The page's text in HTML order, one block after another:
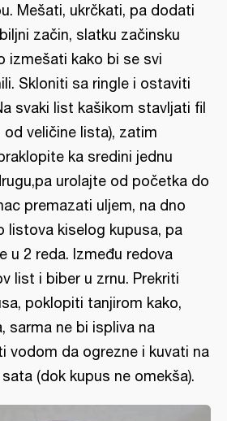
Mešati, ukrčkati, pa dodati
začin, slatku začinsku
izmešati kako bi se svi
Skloniti sa ringle i ostaviti
svaki list kašikom stavljati fil
od veličine lista), zatim
ka sredini jednu
urolajte od početka do
premazati uljem, na dno
listova kiselog kupusa, pa
u 2 reda. Između redova
list i biber u zrnu. Prekriti
poklopiti tanjirom kako,
sarma ne bi ispliva na
vodom da ogrezne i kuvati na
(dok kupus ne omekša).